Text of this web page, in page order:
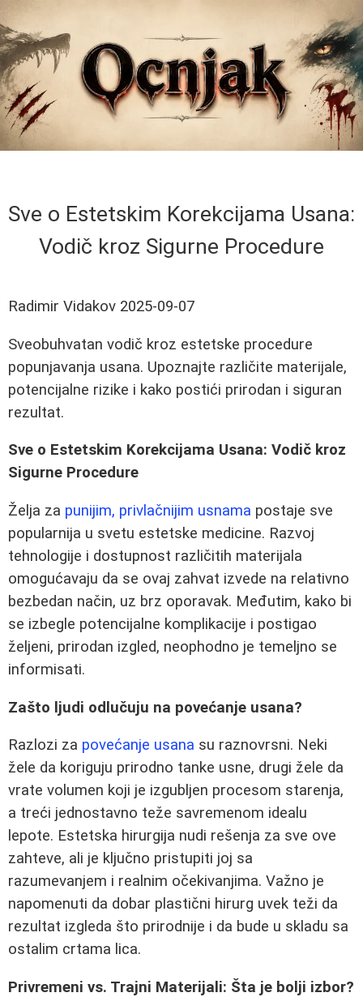
Sve o Estetskim Korekcijama Usana:
Vodič kroz Sigurne Procedure
Radimir Vidakov 2025-09-07
Sveobuhvatan vodič kroz estetske procedure
popunjavanja usana. Upoznajte različite materijale,
potencijalne rizike i kako postići prirodan i siguran
rezultat.
Sve o Estetskim Korekcijama Usana: Vodič kroz
Sigurne Procedure
Želja za punijim, privlačnijim usnama postaje sve
popularnija u svetu estetske medicine. Razvoj
tehnologije i dostupnost različitih materijala
omogućavaju da se ovaj zahvat izvede na relativno
bezbedan način, uz brz oporavak. Međutim, kako bi
se izbegle potencijalne komplikacije i postigao
željeni, prirodan izgled, neophodno je temeljno se
informisati.
Zašto ljudi odlučuju na povećanje usana?
Razlozi za povećanje usana su raznovrsni. Neki
žele da koriguju prirodno tanke usne, drugi žele da
vrate volumen koji je izgubljen procesom starenja,
a treći jednostavno teže savremenom idealu
lepote. Estetska hirurgija nudi rešenja za sve ove
zahteve, ali je ključno pristupiti joj sa
razumevanjem i realnim očekivanjima. Važno je
napomenuti da dobar plastični hirurg uvek teži da
rezultat izgleda što prirodnije i da bude u skladu sa
ostalim crtama lica.
Privremeni vs. Trajni Materijali: Šta je bolji izbor?